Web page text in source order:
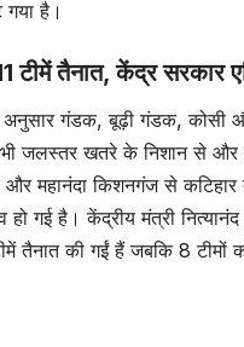
है।
टीमें तैनात, केंद्र सरकार
गंडक, बूढ़ी गंडक, कोसी
जलस्तर खतरे के निशान से और
महानंदा किशनगंज से
हो गई है। केंद्रीय मंत्री
तैनात की गईं हैं जबकि 8 टीमों